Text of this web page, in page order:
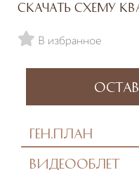
Скачать схему
В избранное
Ген.план
Видеооблет